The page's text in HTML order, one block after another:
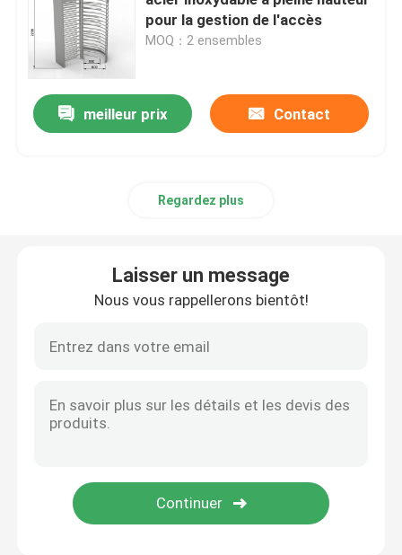
Porte d'oscillation de tourniquet
Porte de tourniquet d'aileron
Plein tourniquet de taille
Tourniquet de contrôle d'accès
pour la gestion de l'accès
MOQ：2 ensembles
meilleur prix Contact
Regardez plus
Laisser un message
Nous vous rappellerons bientôt!